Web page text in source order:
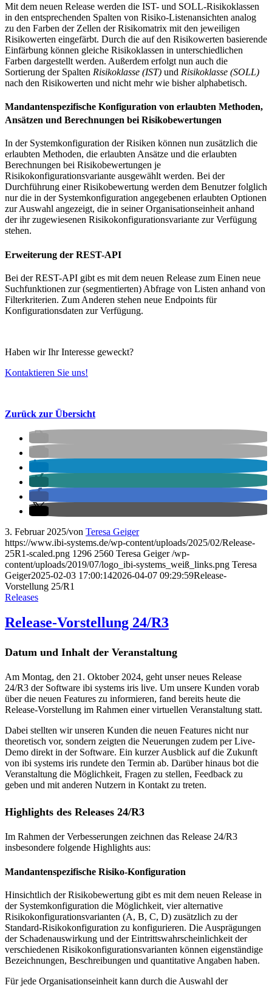
Mit dem neuen Release werden die IST- und SOLL-Risikoklassen
in den entsprechenden Spalten von Risiko-Listenansichten analog
zu den Farben der Zellen der Risikomatrix mit den jeweiligen
Risikowerten eingefärbt. Durch die auf den Risikowerten basierende
Einfärbung können gleiche Risikoklassen in unterschiedlichen
Farben dargestellt werden. Außerdem erfolgt nun auch die
Sortierung der Spalten Risikoklasse (IST) und Risikoklasse (SOLL)
nach den Risikowerten und nicht mehr wie bisher alphabetisch.
Mandantenspezifische Konfiguration von erlaubten Methoden,
Ansätzen und Berechnungen bei Risikobewertungen
In der Systemkonfiguration der Risiken können nun zusätzlich die
erlaubten Methoden, die erlaubten Ansätze und die erlaubten
Berechnungen bei Risikobewertungen je
Risikokonfigurationsvariante ausgewählt werden. Bei der
Durchführung einer Risikobewertung werden dem Benutzer folglich
nur die in der Systemkonfiguration angegebenen erlaubten Optionen
zur Auswahl angezeigt, die in seiner Organisationseinheit anhand
der ihr zugewiesenen Risikokonfigurationsvariante zur Verfügung
stehen.
Erweiterung der REST-API
Bei der REST-API gibt es mit dem neuen Release zum Einen neue
Suchfunktionen zur (segmentierten) Abfrage von Listen anhand von
Filterkriterien. Zum Anderen stehen neue Endpoints für
Konfigurationsdaten zur Verfügung.
Haben wir Ihr Interesse geweckt?
Kontaktieren Sie uns!
Zurück zur Übersicht
3. Februar 2025/von Teresa Geiger
https://www.ibi-systems.de/wp-content/uploads/2025/02/Release-
25R1-scaled.png 1296 2560 Teresa Geiger /wp-
content/uploads/2019/07/logo_ibi-systems_weiß_links.png Teresa
Geiger2025-02-03 17:00:142026-04-07 09:29:59Release-
Vorstellung 25/R1
Releases
Release-Vorstellung 24/R3
Datum und Inhalt der Veranstaltung
Am Montag, den 21. Oktober 2024, geht unser neues Release
24/R3 der Software ibi systems iris live. Um unsere Kunden vorab
über die neuen Features zu informieren, fand bereits heute die
Release-Vorstellung im Rahmen einer virtuellen Veranstaltung statt.
Dabei stellten wir unseren Kunden die neuen Features nicht nur
theoretisch vor, sondern zeigten die Neuerungen zudem per Live-
Demo direkt in der Software. Ein kurzer Ausblick auf die Zukunft
von ibi systems iris rundete den Termin ab. Darüber hinaus bot die
Veranstaltung die Möglichkeit, Fragen zu stellen, Feedback zu
geben und mit anderen Nutzern in Kontakt zu treten.
Highlights des Releases 24/R3
Im Rahmen der Verbesserungen zeichnen das Release 24/R3
insbesondere folgende Highlights aus:
Mandantenspezifische Risiko-Konfiguration
Hinsichtlich der Risikobewertung gibt es mit dem neuen Release in
der Systemkonfiguration die Möglichkeit, vier alternative
Risikokonfigurationsvarianten (A, B, C, D) zusätzlich zu der
Standard-Risikokonfiguration zu konfigurieren. Die Ausprägungen
der Schadenauswirkung und der Eintrittswahrscheinlichkeit der
verschiedenen Risikokonfigurationsvarianten können eigenständige
Bezeichnungen, Beschreibungen und quantitative Angaben haben.
Für jede Organisationseinheit kann durch die Auswahl der